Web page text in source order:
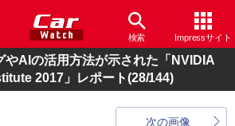
検索 Impressサイト
やAIの活用方法が示された「NVIDIA
2017」レポート(28/144)
次の画像